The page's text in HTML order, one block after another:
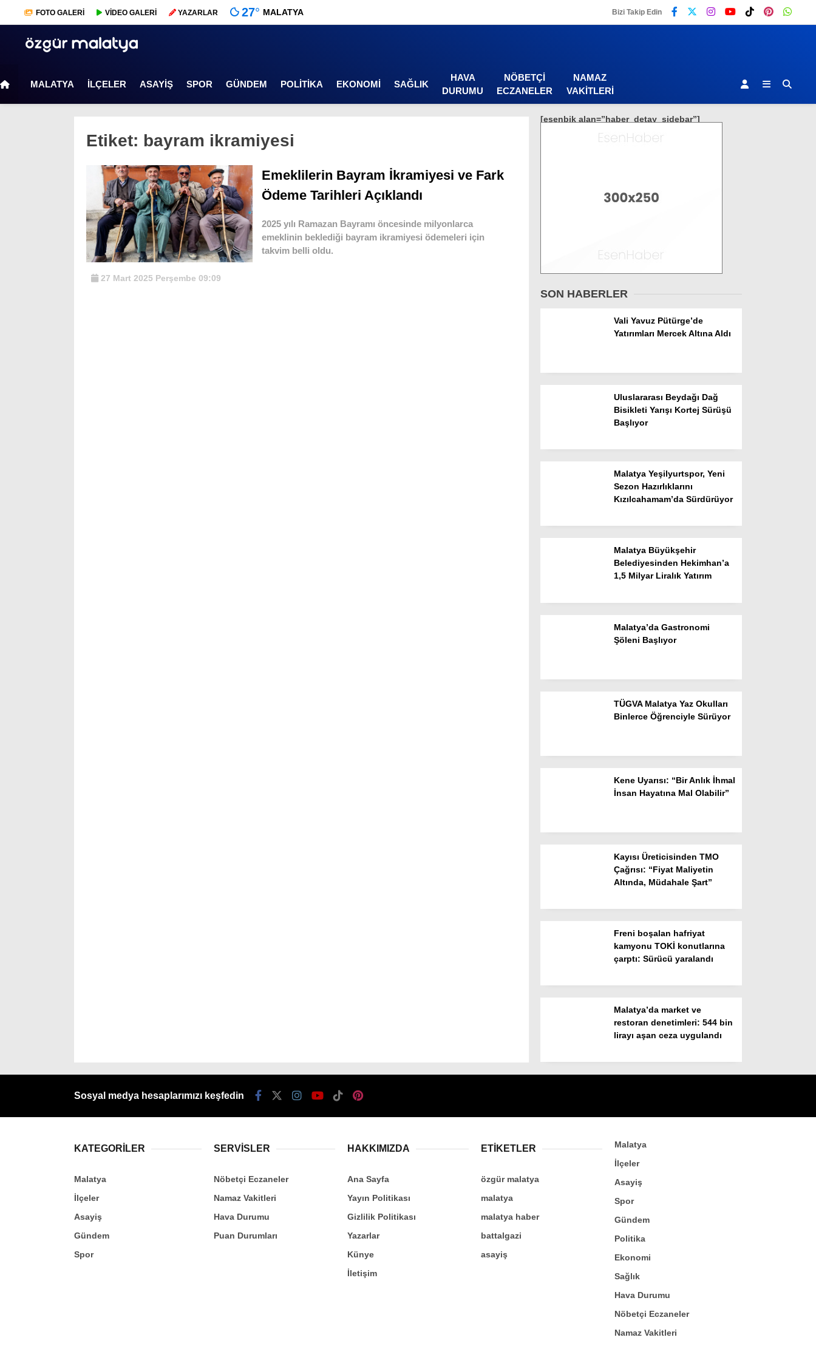
Asayiş
Spor
Gündem
Ekonomi
Youtube
Pinterest
FOTO GALERİ VİDEO GALERİ YAZARLAR 27° MALATYA Bizi Takip Edin
MALATYA İLÇELER ASAYIŞ SPOR GÜNDEM POLITIKA EKONOMI SAĞLIK
HAVA
DURUMU
NÖBETÇI
ECZANELER
NAMAZ
VAKITLERI
Etiket: bayram ikramiyesi
Emeklilerin Bayram İkramiyesi ve Fark
Ödeme Tarihleri Açıklandı
2025 yılı Ramazan Bayramı öncesinde milyonlarca
emeklinin beklediği bayram ikramiyesi ödemeleri için
takvim belli oldu.
27 Mart 2025 Perşembe 09:09
[esenbik alan=”haber_detay_sidebar”]
SON HABERLER
Vali Yavuz Pütürge’de
Yatırımları Mercek Altına Aldı
Uluslararası Beydağı Dağ
Bisikleti Yarışı Kortej Sürüşü
Başlıyor
Malatya Yeşilyurtspor, Yeni
Sezon Hazırlıklarını
Kızılcahamam’da Sürdürüyor
Malatya Büyükşehir
Belediyesinden Hekimhan’a
1,5 Milyar Liralık Yatırım
Malatya’da Gastronomi
Şöleni Başlıyor
TÜGVA Malatya Yaz Okulları
Binlerce Öğrenciyle Sürüyor
Kene Uyarısı: “Bir Anlık İhmal
İnsan Hayatına Mal Olabilir”
Kayısı Üreticisinden TMO
Çağrısı: “Fiyat Maliyetin
Altında, Müdahale Şart”
Freni boşalan hafriyat
kamyonu TOKİ konutlarına
çarptı: Sürücü yaralandı
Malatya’da market ve
restoran denetimleri: 544 bin
lirayı aşan ceza uygulandı
Sosyal medya hesaplarımızı keşfedin
KATEGORİLER
Malatya
İlçeler
Asayiş
Gündem
Spor
SERVİSLER
Nöbetçi Eczaneler
Namaz Vakitleri
Hava Durumu
Puan Durumları
HAKKIMIZDA
Ana Sayfa
Yayın Politikası
Gizlilik Politikası
Yazarlar
Künye
İletişim
ETİKETLER
özgür malatya
malatya
malatya haber
battalgazi
asayiş
Malatya
İlçeler
Asayiş
Spor
Gündem
Politika
Ekonomi
Sağlık
Hava Durumu
Nöbetçi Eczaneler
Namaz Vakitleri